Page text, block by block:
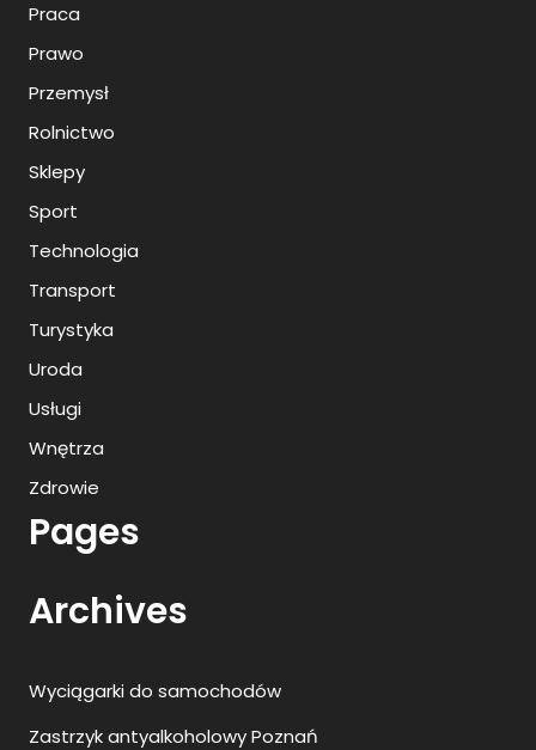
Praca
Prawo
Przemysł
Rolnictwo
Sklepy
Sport
Technologia
Transport
Turystyka
Uroda
Usługi
Wnętrza
Zdrowie
Pages
Archives
Wyciągarki do samochodów
Zastrzyk antyalkoholowy Poznań